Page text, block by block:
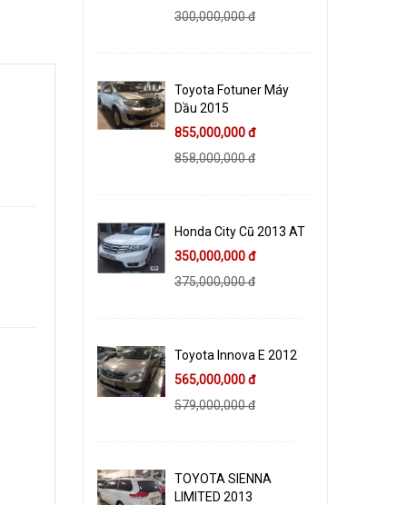
300,000,000 đ
Toyota Fotuner Máy
Dầu 2015
855,000,000 đ
858,000,000 đ
Honda City Cũ 2013 AT
350,000,000 đ
375,000,000 đ
Toyota Innova E 2012
565,000,000 đ
579,000,000 đ
TOYOTA SIENNA
LIMITED 2013